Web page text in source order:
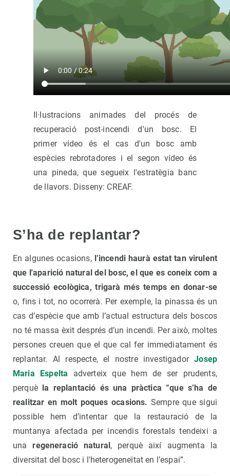
Il·lustracions animades del procés de
recuperació post-incendi d'un bosc. El
primer vídeo és el cas d'un bosc amb
espècies rebrotadores i el segon vídeo és
una pineda, que segueix l'estratègia banc
de llavors. Disseny: CREAF.
S’ha de replantar?
En algunes ocasions,l’incendi haurà estat tan virulent
que l'aparició natural del bosc, el que es coneix com a
successió ecològica, trigarà més temps en donar-se
o, fins i tot, no ocorrerà. Per exemple, la pinassa és un
cas d’espècie que amb l’actual estructura dels boscos
no té massa èxit després d’un incendi. Per això, moltes
persones creuen que el que cal fer immediatament és
replantar. Al respecte, el nostre investigadorJosep
Maria Espelta adverteix que hem de ser prudents,
perquè la replantació és una pràctica “que s’ha de
realitzar en molt poques ocasions. Sempre que sigui
possible hem d’intentar que la restauració de la
muntanya afectada per incendis forestals tendeixi a
unaregeneració natural, perquè així augmenta la
diversitat del bosc i l'heterogeneïtat en l’espai”.